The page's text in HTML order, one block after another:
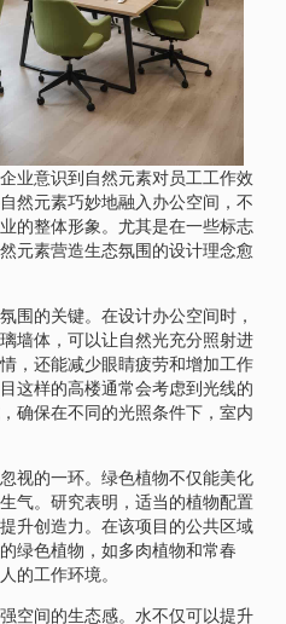
业意识到自然元素对员工工作效
然元素巧妙地融入办公空间，不
的整体形象。尤其是在一些标志
元素营造生态氛围的设计理念愈
围的关键。在设计办公空间时，
墙体，可以让自然光充分照射进
，还能减少眼睛疲劳和增加工作
这样的高楼通常会考虑到光线的
确保在不同的光照条件下，室内
视的一环。绿色植物不仅能美化
气。研究表明，适当的植物配置
升创造力。在该项目的公共区域
绿色植物，如多肉植物和常春
的工作环境。
空间的生态感。水不仅可以提升